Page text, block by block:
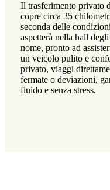
Il trasferimento privato
copre circa 35
seconda delle
aspetterà nella hall
nome, pronto ad
un veicolo pulito e
privato, viaggi
fermate o deviazioni,
fluido e senza stress.